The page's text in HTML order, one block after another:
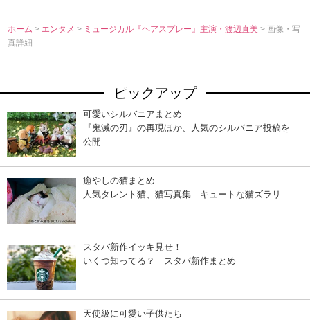
ホーム > エンタメ> ミュージカル『ヘアスプレー』主演・渡辺直美> 画像・写
真詳細
ピックアップ
可愛いシルバニアまとめ
『鬼滅の刃』の再現ほか、人気のシルバニア投稿を
公開
癒やしの猫まとめ
人気タレント猫、猫写真集…キュートな猫ズラリ
スタバ新作イッキ見せ！
いくつ知ってる？ スタバ新作まとめ
天使級に可愛い子供たち